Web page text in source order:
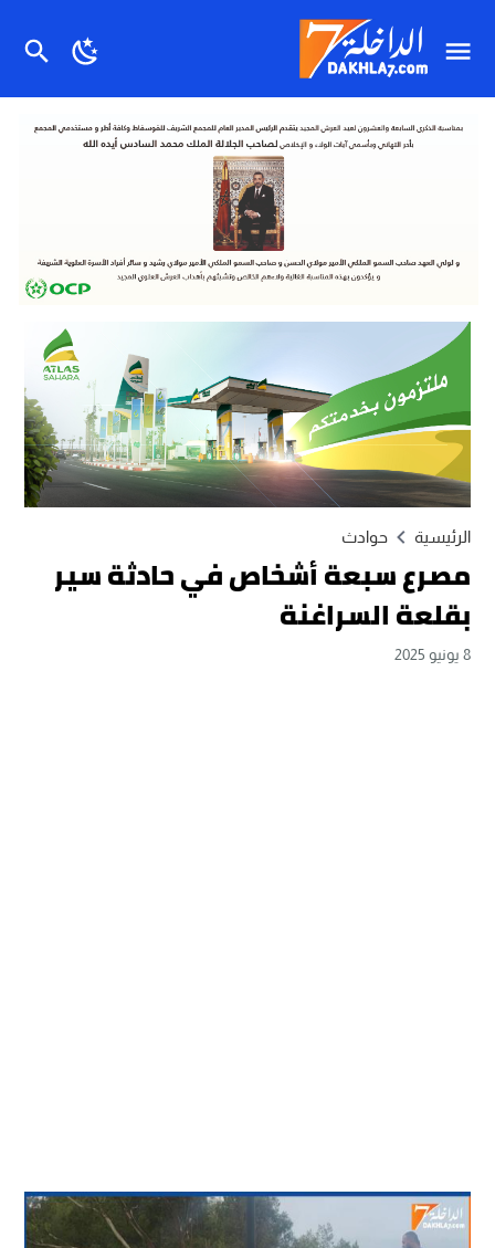
الرئيسية حوادث
مصرع سبعة أشخاص في حادثة سير
بقلعة السراغنة
8 يونيو 2025